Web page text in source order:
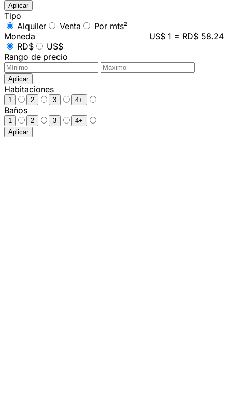
Aplicar
Tipo
Alquiler
Venta
Por mts²
Moneda
US$ 1 = RD$ 58.24
RD$
US$
Rango de precio
Aplicar
Habitaciones
1 2 3 4+
Baños
1 2 3
4+
Aplicar